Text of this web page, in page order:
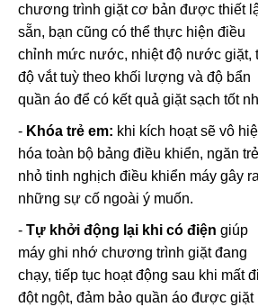
chương trình giặt cơ bản được thiết
sẵn, bạn cũng có thể thực hiện điều
chỉnh mức nước, nhiệt độ nước giặt,
độ vắt tuỳ theo khối lượng và độ bẩn
quần áo để có kết quả giặt sạch tốt
- Khóa trẻ em: khi kích hoạt sẽ vô
hóa toàn bộ bảng điều khiển, ngăn trẻ
nhỏ tinh nghịch điều khiển máy gây ra
những sự cố ngoài ý muốn.
- Tự khởi động lại khi có điện giúp
máy ghi nhớ chương trình giặt đang
chạy, tiếp tục hoạt động sau khi mất
đột ngột, đảm bảo quần áo được giặt